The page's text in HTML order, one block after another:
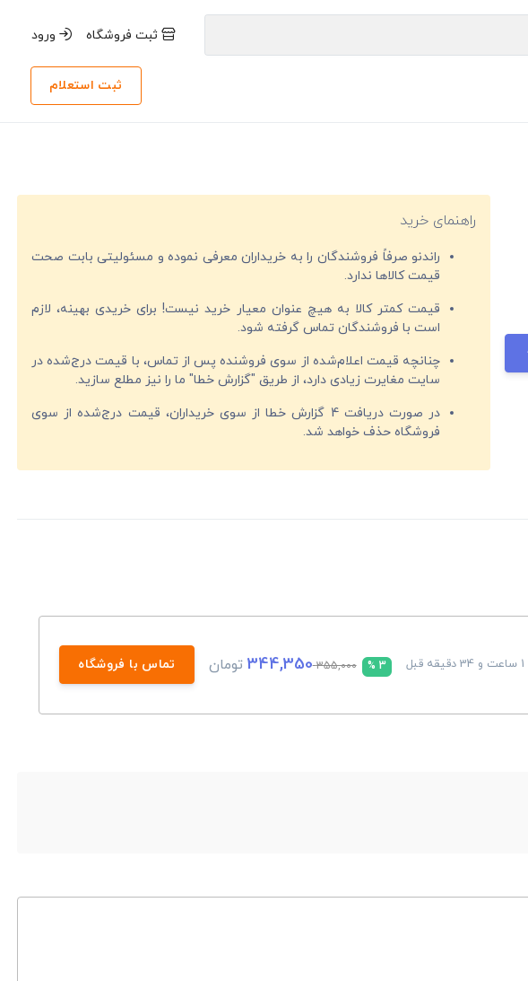
ثبت فروشگاه ورود
ثبت استعلام
راهنمای خرید
راندنو صرفاً فروشندگان را به خریداران معرفی نموده و مسئولیتی بابت صحت
قیمت‌ کالاها ندارد.
قیمت کمتر کالا به هیچ عنوان معیار خرید نیست! برای خریدی بهینه، لازم
است با فروشندگان تماس گرفته شود.
چنانچه قیمت اعلام‌شده از سوی فروشنده پس از تماس، با قیمت درج‌شده در
سایت مغایرت زیادی دارد، از طریق "گزارش خطا" ما را نیز مطلع سازید.
در صورت دریافت 4 گزارش خطا از سوی خریداران، قیمت درج‌شده از سوی
فروشگاه حذف خواهد شد.
3 %
355,000
344,350 تومان تماس با فروشگاه